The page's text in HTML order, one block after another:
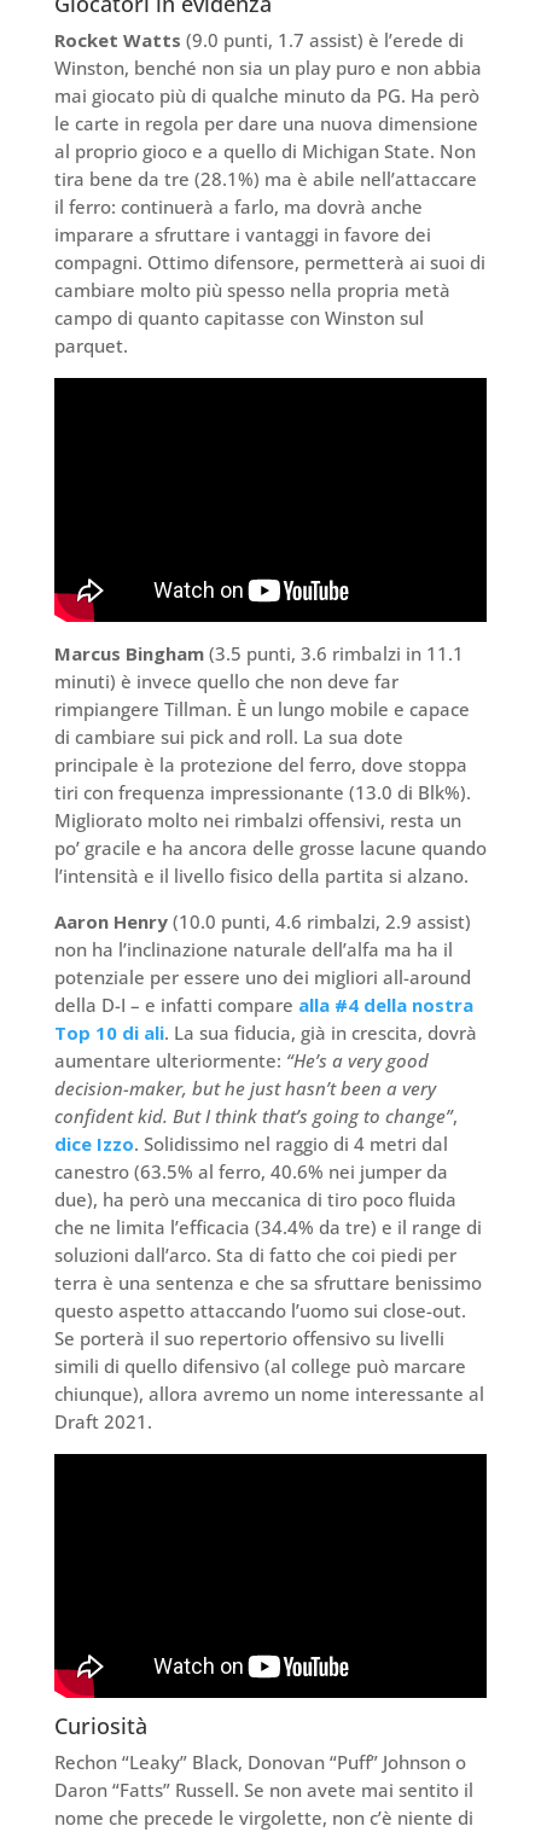
Rocket Watts (9.0 punti, 1.7 assist) è l’erede di
Winston, benché non sia un play puro e non abbia
mai giocato più di qualche minuto da PG. Ha però
le carte in regola per dare una nuova dimensione
al proprio gioco e a quello di Michigan State. Non
tira bene da tre (28.1%) ma è abile nell’attaccare
il ferro: continuerà a farlo, ma dovrà anche
imparare a sfruttare i vantaggi in favore dei
compagni. Ottimo difensore, permetterà ai suoi di
cambiare molto più spesso nella propria metà
campo di quanto capitasse con Winston sul
parquet.
Marcus Bingham(3.5 punti, 3.6 rimbalzi in 11.1
minuti) è invece quello che non deve far
rimpiangere Tillman. È un lungo mobile e capace
di cambiare sui pick and roll. La sua dote
principale è la protezione del ferro, dove stoppa
tiri con frequenza impressionante (13.0 di Blk%).
Migliorato molto nei rimbalzi offensivi, resta un
po’ gracile e ha ancora delle grosse lacune quando
l’intensità e il livello fisico della partita si alzano.
Aaron Henry(10.0 punti, 4.6 rimbalzi, 2.9 assist)
non ha l’inclinazione naturale dell’alfa ma ha il
potenziale per essere uno dei migliori all-around
della D-I – e infatti compare alla #4 della nostra
Top 10 di ali. La sua fiducia, già in crescita, dovrà
aumentare ulteriormente: “He’s a very good
decision-maker, but he just hasn’t been a very
confident kid. But I think that’s going to change”,
dice Izzo. Solidissimo nel raggio di 4 metri dal
canestro (63.5% al ferro, 40.6% nei jumper da
due), ha però una meccanica di tiro poco fluida
che ne limita l’efficacia (34.4% da tre) e il range di
soluzioni dall’arco. Sta di fatto che coi piedi per
terra è una sentenza e che sa sfruttare benissimo
questo aspetto attaccando l’uomo sui close-out.
Se porterà il suo repertorio offensivo su livelli
simili di quello difensivo (al college può marcare
chiunque), allora avremo un nome interessante al
Draft 2021.
Curiosità
Rechon “Leaky” Black, Donovan “Puff” Johnson o
Daron “Fatts” Russell. Se non avete mai sentito il
nome che precede le virgolette, non c’è niente di